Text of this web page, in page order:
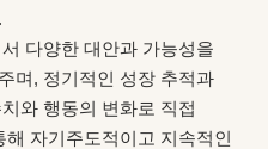
다양한 대안과 가능성을
며, 정기적인 성장 추적과
와 행동의 변화로 직접
자기주도적이고 지속적인